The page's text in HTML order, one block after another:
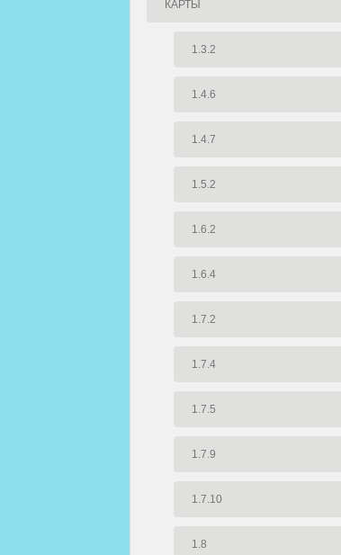
КАРТЫ
1.3.2
1.4.6
1.4.7
1.5.2
1.6.2
1.6.4
1.7.2
1.7.4
1.7.5
1.7.9
1.7.10
1.8